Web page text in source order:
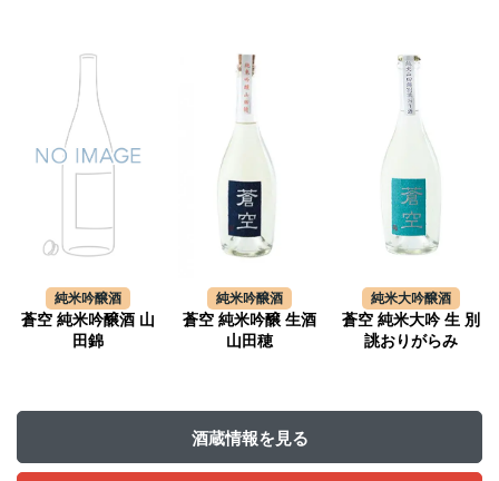
純米吟醸酒
蒼空 純米吟醸酒 山
田錦
純米吟醸酒
蒼空 純米吟醸 生酒
山田穂
純米大吟醸酒
蒼空 純米大吟 生 別
誂おりがらみ
酒蔵情報を見る